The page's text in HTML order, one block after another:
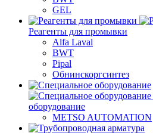
GEL
Реагенты для промывки
Alfa Laval
BWT
Pipal
Обнинскоргсинтез
оборудование
METSO AUTOMATION